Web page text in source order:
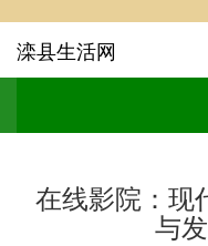
滦县生活网
在线影院：现
与